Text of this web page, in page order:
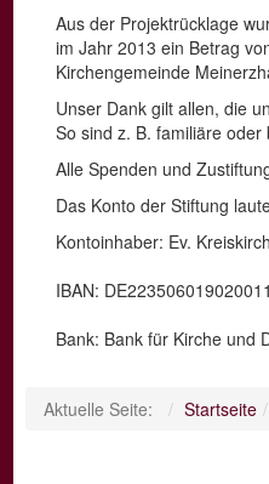
Aus der Projektrücklage
im Jahr 2013 ein Betrag
Kirchengemeinde
Unser Dank gilt allen, die
So sind z. B. familiäre
Alle Spenden und
Das Konto der Stiftung
Kontoinhaber: Ev.
IBAN:
Bank: Bank für Kirche und
Aktuelle Seite: Startseite